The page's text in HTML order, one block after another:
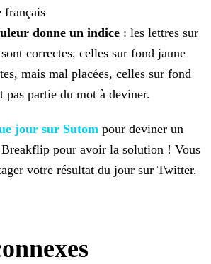
français
donne un indice : les lettres sur
correctes, celles sur fond jaune
mais mal placées, celles sur fond
pas partie du mot à deviner.
jour sur Sutom pour deviner un
Breakflip pour avoir la solution ! Vous
votre résultat du jour sur Twitter.